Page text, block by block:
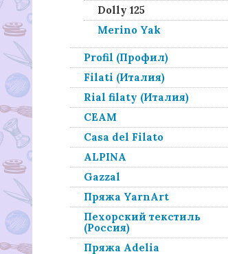
Dolly 125
Merino Yak
Profil (Профил)
Filati (Италия)
Rial filaty (Италия)
СЕАМ
Casa del Filato
ALPINA
Gazzal
Пряжа YarnArt
Пехорский текстиль
(Россия)
Пряжа Adelia